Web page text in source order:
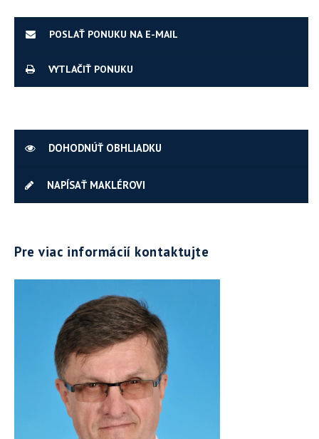
POSLAŤ PONUKU NA E-MAIL
VYTLAČIŤ PONUKU
DOHODNÚŤ OBHLIADKU
NAPÍSAŤ MAKLÉROVI
Pre viac informácií kontaktujte